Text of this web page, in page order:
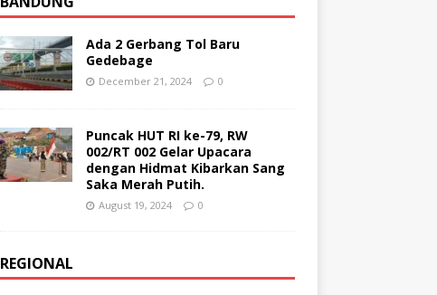
Ada 2 Gerbang Tol Baru
Gedebage
December 21, 2024 0
Puncak HUT RI ke-79, RW
002/RT 002 Gelar Upacara
dengan Hidmat Kibarkan Sang
Saka Merah Putih.
August 19, 2024 0
REGIONAL